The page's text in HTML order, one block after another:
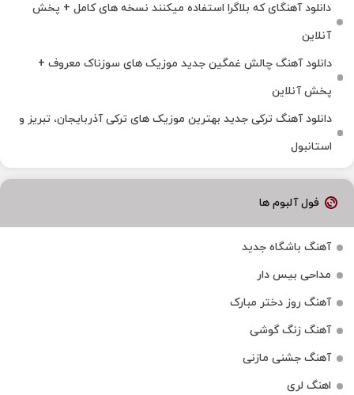
دانلود آهنگای که بلاگرا استفاده میکنند نسخه های کامل + پخش
آنلاین
دانلود آهنگ چالش غمگین جدید موزیک های سوزناک معروف +
پخش آنلاین
دانلود آهنگ ترکی جدید بهترین موزیک‌ های ترکی آذربایجان، تبریز و
استانبول
فول آلبوم ها
آهنگ باشگاه جدید
مداحی بیس دار
آهنگ روز دختر مبارک
آهنگ زنگ گوشی
آهنگ جشنی مازنی
اهنگ لری